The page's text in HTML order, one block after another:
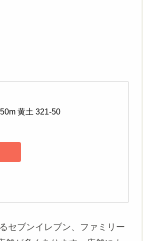
黄土 321-50
セブンイレブン、ファミリー